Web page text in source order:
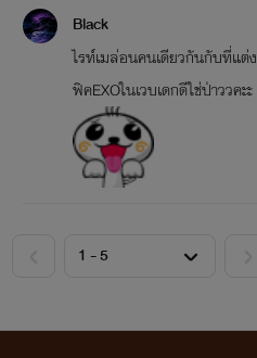
Black
ไรท์เมล่อนคนเดียวกันกับที่แต่ง
ฟิคEXOในเวบเดกดีใช่ป่าววคะะ